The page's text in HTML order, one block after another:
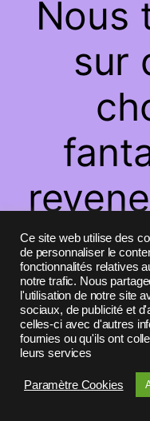
Nous
sur
Ce site web utilise des
de personnaliser le
fonctionnalités relatives
notre trafic. Nous
l'utilisation de notre site
sociaux, de publicité et
celles-ci avec d'autres
fournies ou qu'ils ont
leurs services
Paramètre Cookies